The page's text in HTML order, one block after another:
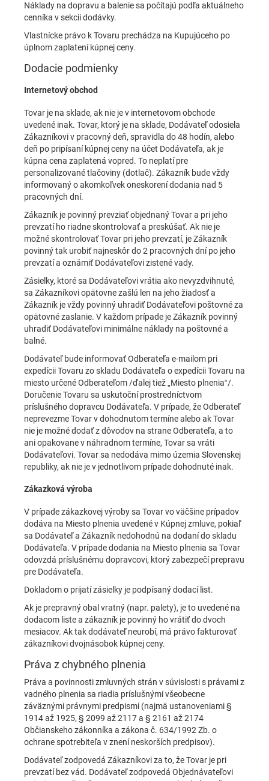
Náklady na dopravu a balenie sa počítajú podľa aktuálneho
cenníka v sekcii dodávky.
Vlastnícke právo k Tovaru prechádza na Kupujúceho po
úplnom zaplatení kúpnej ceny.
Dodacie podmienky
Internetový obchod
Tovar je na sklade, ak nie je v internetovom obchode
uvedené inak. Tovar, ktorý je na sklade, Dodávateľ odosiela
Zákazníkovi v pracovný deň, spravidla do 48 hodín, alebo
deň po pripísaní kúpnej ceny na účet Dodávateľa, ak je
kúpna cena zaplatená vopred. To neplatí pre
personalizované tlačoviny (dotlač). Zákazník bude vždy
informovaný o akomkoľvek oneskorení dodania nad 5
pracovných dní.
Zákazník je povinný prevziať objednaný Tovar a pri jeho
prevzatí ho riadne skontrolovať a preskúšať. Ak nie je
možné skontrolovať Tovar pri jeho prevzatí, je Zákazník
povinný tak urobiť najneskôr do 2 pracovných dní po jeho
prevzatí a oznámiť Dodávateľovi zistené vady.
Zásielky, ktoré sa Dodávateľovi vrátia ako nevyzdvihnuté,
sa Zákazníkovi opätovne zašlú len na jeho žiadosť a
Zákazník je vždy povinný uhradiť Dodávateľovi poštovné za
opätovné zaslanie. V každom prípade je Zákazník povinný
uhradiť Dodávateľovi minimálne náklady na poštovné a
balné.
Dodávateľ bude informovať Odberateľa e-mailom pri
expedícii Tovaru zo skladu Dodávateľa o expedícii Tovaru na
miesto určené Odberateľom /ďalej tiež „Miesto plnenia“/.
Doručenie Tovaru sa uskutoční prostredníctvom
príslušného dopravcu Dodávateľa. V prípade, že Odberateľ
neprevezme Tovar v dohodnutom termíne alebo ak Tovar
nie je možné dodať z dôvodov na strane Odberateľa, a to
ani opakovane v náhradnom termíne, Tovar sa vráti
Dodávateľovi. Tovar sa nedodáva mimo územia Slovenskej
republiky, ak nie je v jednotlivom prípade dohodnuté inak.
Zákazková výroba
V prípade zákazkovej výroby sa Tovar vo väčšine prípadov
dodáva na Miesto plnenia uvedené v Kúpnej zmluve, pokiaľ
sa Dodávateľ a Zákazník nedohodnú na dodaní do skladu
Dodávateľa. V prípade dodania na Miesto plnenia sa Tovar
odovzdá príslušnému dopravcovi, ktorý zabezpečí prepravu
pre Dodávateľa.
Dokladom o prijatí zásielky je podpísaný dodací list.
Ak je prepravný obal vratný (napr. palety), je to uvedené na
dodacom liste a zákazník je povinný ho vrátiť do dvoch
mesiacov. Ak tak dodávateľ neurobí, má právo fakturovať
zákazníkovi dvojnásobok kúpnej ceny.
Práva z chybného plnenia
Práva a povinnosti zmluvných strán v súvislosti s právami z
vadného plnenia sa riadia príslušnými všeobecne
záväznými právnymi predpismi (najmä ustanoveniami §
1914 až 1925, § 2099 až 2117 a § 2161 až 2174
Občianskeho zákonníka a zákona č. 634/1992 Zb. o
ochrane spotrebiteľa v znení neskorších predpisov).
Dodávateľ zodpovedá Zákazníkovi za to, že Tovar je pri
prevzatí bez vád. Dodávateľ zodpovedá Objednávateľovi